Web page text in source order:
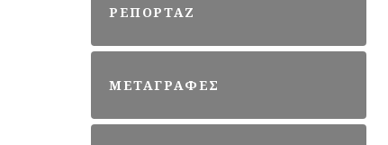
ΡΕΠΟΡΤΑΖ
ΜΕΤΑΓΡΑΦΕΣ